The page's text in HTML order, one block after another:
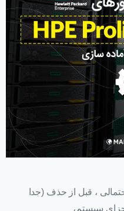
، قبل از حذف (جدا